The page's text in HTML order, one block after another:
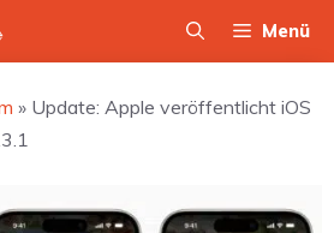
Menü
» Update: Apple veröffentlicht iOS